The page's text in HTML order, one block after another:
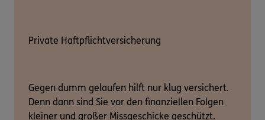
Private Haftpflichtversicherung
Gegen dumm gelaufen hilft nur klug versichert.
Denn dann sind Sie vor den finanziellen Folgen
kleiner und großer Missgeschicke geschützt.